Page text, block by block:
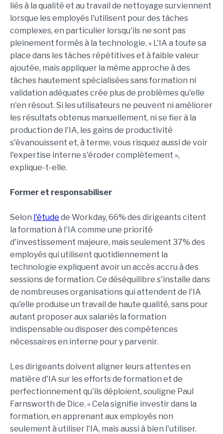
liés à la qualité et au travail de nettoyage surviennent
lorsque les employés l'utilisent pour des tâches
complexes, en particulier lorsqu'ils ne sont pas
pleinement formés à la technologie. « L'IA a toute sa
place dans les tâches répétitives et à faible valeur
ajoutée, mais appliquer la même approche à des
tâches hautement spécialisées sans formation ni
validation adéquates crée plus de problèmes qu'elle
n'en résout. Si les utilisateurs ne peuvent ni améliorer
les résultats obtenus manuellement, ni se fier à la
production de l'IA, les gains de productivité
s'évanouissent et, à terme, vous risquez aussi de voir
l'expertise interne s'éroder complètement »,
explique-t-elle.
Former et responsabiliser
Selon l'étude de Workday, 66% des dirigeants citent
la formation à l'IA comme une priorité
d'investissement majeure, mais seulement 37% des
employés qui utilisent quotidiennement la
technologie expliquent avoir un accès accru à des
sessions de formation. Ce déséquilibre s'installe dans
de nombreuses organisations qui attendent de l'IA
qu'elle produise un travail de haute qualité, sans pour
autant proposer aux salariés la formation
indispensable ou disposer des compétences
nécessaires en interne pour y parvenir.
Les dirigeants doivent aligner leurs attentes en
matière d'IA sur les efforts de formation et de
perfectionnement qu'ils déploient, souligne Paul
Farnsworth de Dice. « Cela signifie investir dans la
formation, en apprenant aux employés non
seulement à utiliser l'IA, mais aussi à bien l'utiliser.